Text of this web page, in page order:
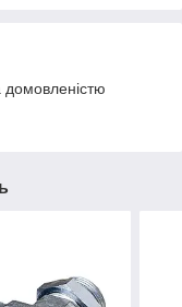
домовленістю